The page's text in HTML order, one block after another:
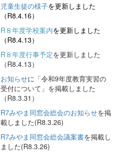
児童生徒の様子を更新しました
（R8.4.16）
R８年度学校案内を更新しました
（R8.4.13）
R８年度行事予定を更新しました
（R8.4.13）
お知らせに「令和9年度教育実習の
受付について」を掲載しました
（R8.3.31）
R7みやま同窓会総会のお知らせを掲
載しました(R8.3.26)
R7みやま同窓会総会議案書を掲載し
ました(R8.3.26)